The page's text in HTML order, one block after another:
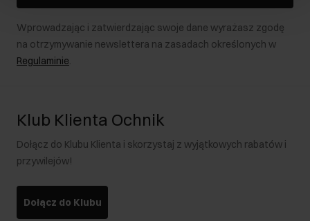
Wprowadzając i zatwierdzając swoje dane wyrażasz zgodę
na otrzymywanie newslettera na zasadach określonych w
Regulaminie.
Klub Klienta Ochnik
Dołącz do Klubu Klienta i skorzystaj z wyjątkowych rabatów i
przywilejów!
Dołącz do Klubu